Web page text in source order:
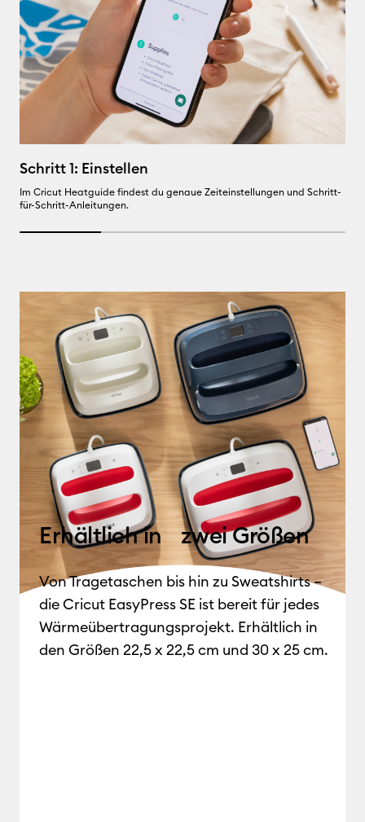
Schritt 1: Einstellen
Im Cricut Heatguide findest du genaue Zeiteinstellungen und Schritt-
für-Schritt-Anleitungen.
25% completed
Erhältlich in zwei Größen
Von Tragetaschen bis hin zu Sweatshirts –
die Cricut EasyPress SE ist bereit für jedes
Wärmeübertragungsprojekt. Erhältlich in
den Größen 22,5 x 22,5 cm und 30 x 25 cm.